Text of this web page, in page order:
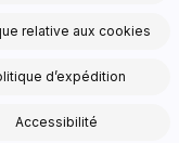
relative aux cookies
d’expédition
Accessibilité